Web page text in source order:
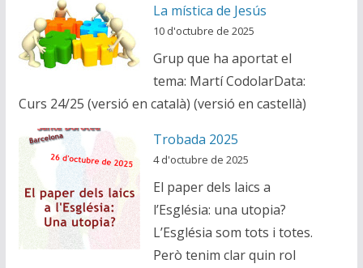
La mística de Jesús
10 d'octubre de 2025
Grup que ha aportat el
tema: Martí CodolarData:
Curs 24/25 (versió en català) (versió en castellà)
Trobada 2025
4 d'octubre de 2025
El paper dels laics a
l’Església: una utopia?
L’Església som tots i totes.
Però tenim clar quin rol